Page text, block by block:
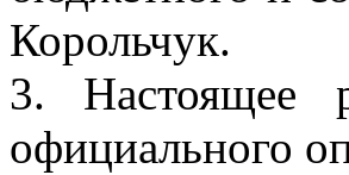
Корольчук.
3. Настоящее
официального